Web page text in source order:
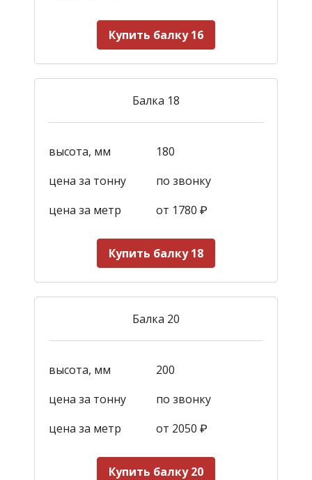
Купить балку 16
Балка 18
высота, мм
180
цена за тонну
по звонку
цена за метр
от 1780 ₽
Купить балку 18
Балка 20
высота, мм
200
цена за тонну
по звонку
цена за метр
от 2050 ₽
Купить балку 20